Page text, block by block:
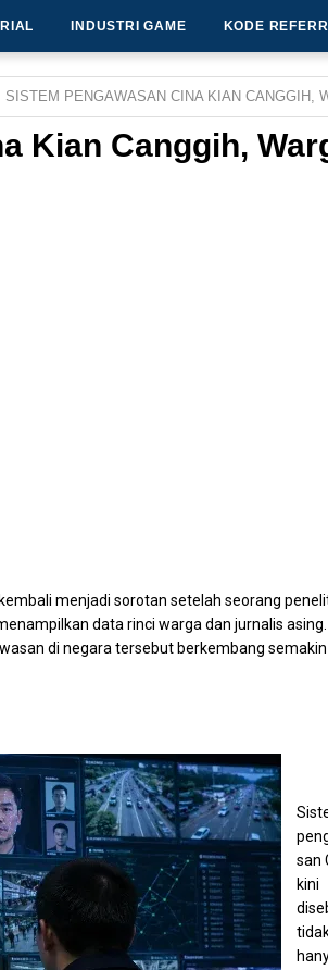
INDUSTRI GAME KODE
SISTEM PENGAWASAN CINA KIAN CANGGIH,
Kian Canggih,
menjadi sorotan setelah seorang
data rinci warga dan jurnalis asing.
di negara tersebut berkembang semakin
san
kini